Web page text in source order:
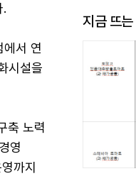
.
서 연
시설을
축 노력
영
까지
지금 뜨